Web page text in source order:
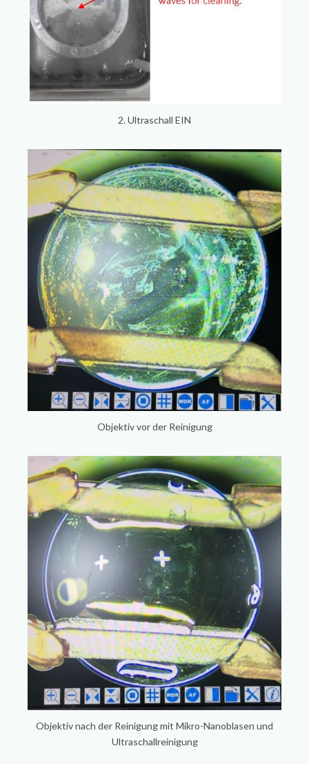
2. Ultraschall EIN
Objektiv vor der Reinigung
Objektiv nach der Reinigung mit Mikro-Nanoblasen und
Ultraschallreinigung